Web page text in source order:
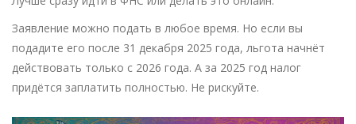
Заявление можно подать в любое время. Но если вы
подадите его после 31 декабря 2025 года, льгота начнёт
действовать только с 2026 года. А за 2025 год налог
придётся заплатить полностью. Не рискуйте.